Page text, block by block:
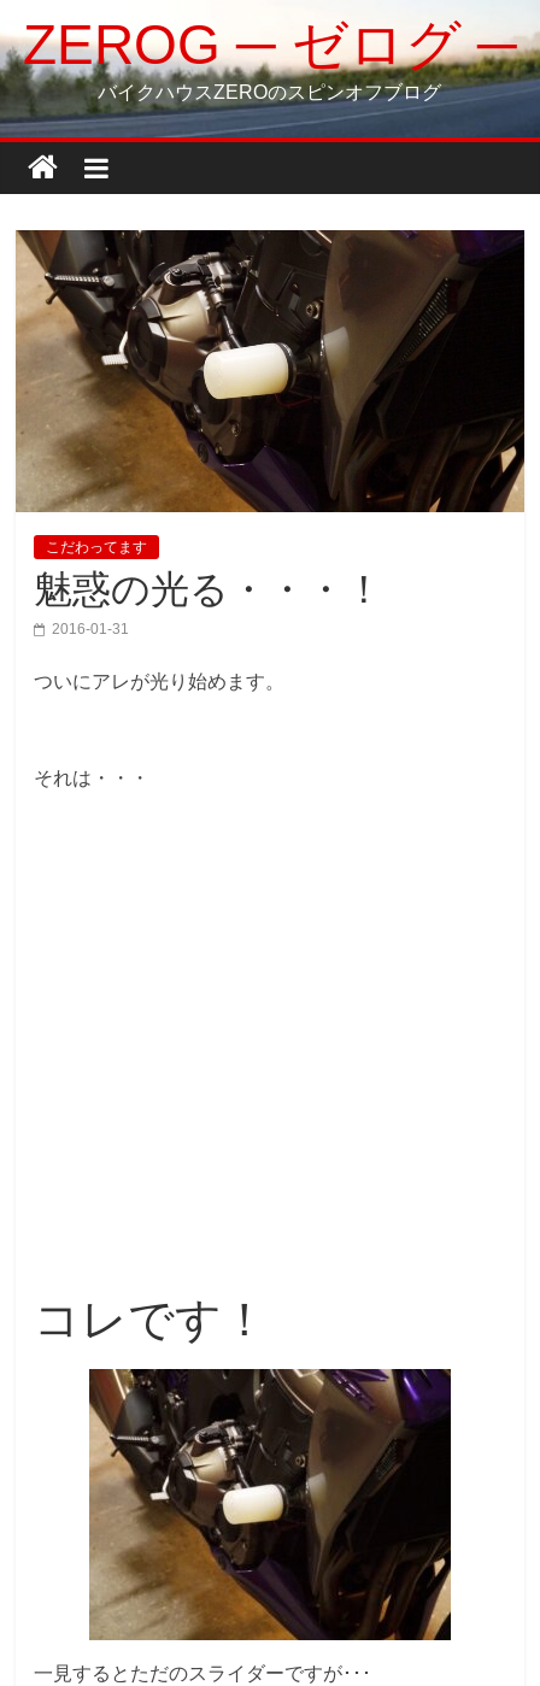
ン
テ
ツ
ス
ZEROG ─ ゼログ ─
バイクハウスZEROのスピンオフブログ
こだわってます
魅惑の光る・・・！
2016-01-31
ついにアレが光り始めます。
それは・・・
コレです！
一見するとただのスライダーですが･･･